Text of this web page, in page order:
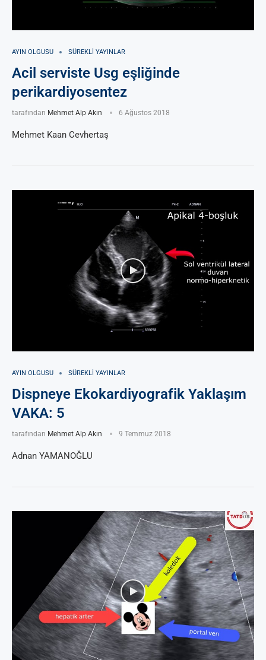
AYIN OLGUSU SÜREKLI YAYINLAR
Acil serviste Usg eşliğinde
perikardiyosentez
tarafından Mehmet Alp Akın 6 Ağustos 2018
Mehmet Kaan Cevhertaş
AYIN OLGUSU SÜREKLI YAYINLAR
Dispneye Ekokardiyografik Yaklaşım
VAKA: 5
tarafından Mehmet Alp Akın 9 Temmuz 2018
Adnan YAMANOĞLU